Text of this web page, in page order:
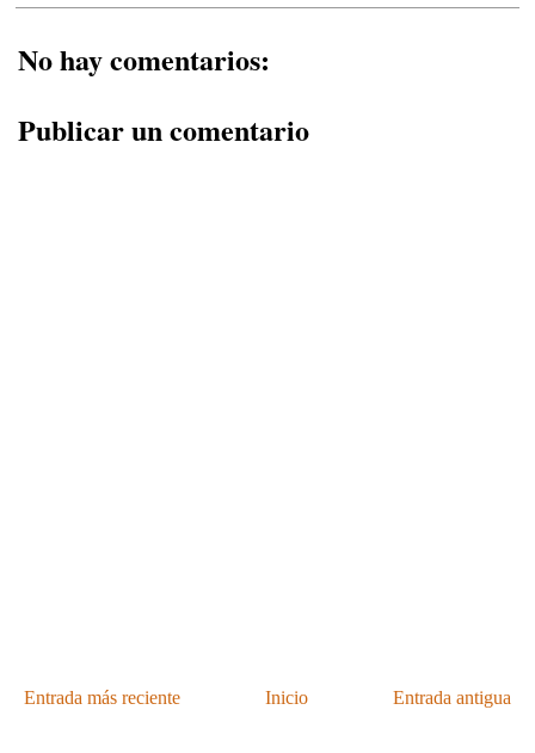
No hay comentarios:
Publicar un comentario
Entrada más reciente Entrada antigua
Inicio